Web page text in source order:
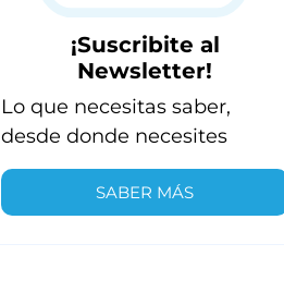
¡Suscribite al
Newsletter!
Lo que necesitas saber,
desde donde necesites
SABER MÁS